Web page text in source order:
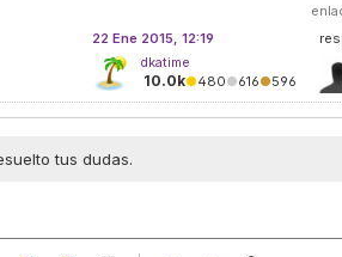
22 Ene 2015, 12:19
dkatime
10.0k●480●616●596
tus dudas.